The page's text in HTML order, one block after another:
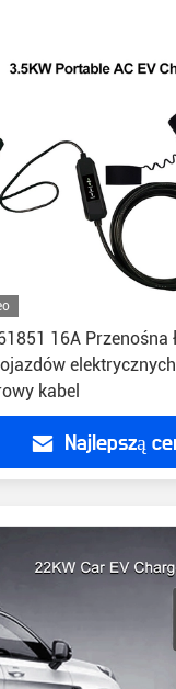
16A Przenośna
kabel
Najlepszą